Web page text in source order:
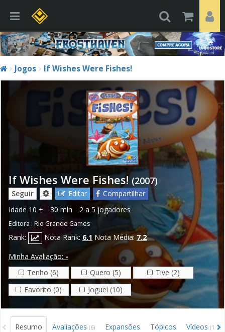
Jogos If Wishes Were Fishes!
If Wishes Were Fishes! (2007)
Seguir Editar
Compartilhar
Idade 10 + 30 min 2 a 5 jogadores
Editora : Rio Grande Games
Rank: Nota Rank: 6.1 Nota Média:7.2
Minha Avaliação: -
Tenho (6)
Quero (5)
Tive (2)
Favorito (0)
Joguei (10)
Resumo Avaliações (6) Expansões Tópicos Vídeos (1)